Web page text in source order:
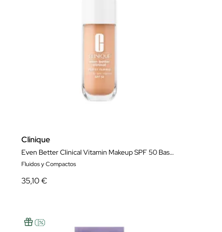
Clinique
Even Better Clinical Vitamin Makeup SPF 50 Base de Maquillaje
Fluidos y Compactos
35,10 €